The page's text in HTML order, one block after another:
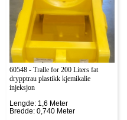
60548 - Tralle for 200 Liters fat
drypptrau plastikk kjemikalie
injeksjon
Lengde: 1,6 Meter
Bredde: 0,740 Meter